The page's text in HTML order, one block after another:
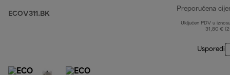
ECOV311.BK
Preporučena
Uključen PDV u
31,80 €
Usporedi